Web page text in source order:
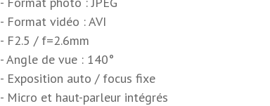
- Format vidéo : AVI
- F2.5 / f=2.6mm
- Angle de vue : 140°
- Exposition auto / focus fixe
- Micro et haut-parleur intégrés